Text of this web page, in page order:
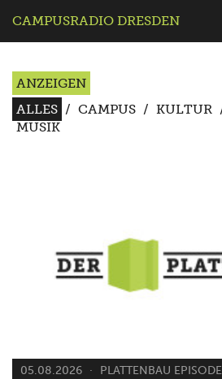
CAMPUSRADIO DRESDEN
ANZEIGEN
ALLES / CAMPUS / KULTUR
MUSIK
05.08.2026 PLATTENBAU